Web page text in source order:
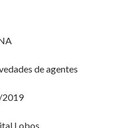
de agentes
Lobos